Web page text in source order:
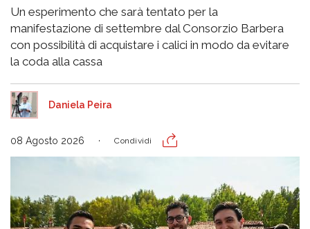
Un esperimento che sarà tentato per la
manifestazione di settembre dal Consorzio Barbera
con possibilità di acquistare i calici in modo da evitare
la coda alla cassa
Daniela Peira
08 Agosto 2026 Condividi